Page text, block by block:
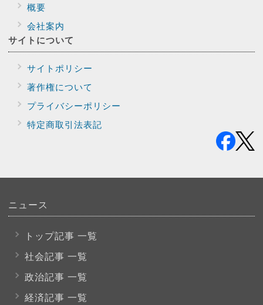
概要
会社案内
サイトについて
サイトポリシー
著作権について
プライバシーポリシー
特定商取引法表記
ニュース
トップ記事 一覧
社会記事 一覧
政治記事 一覧
経済記事 一覧